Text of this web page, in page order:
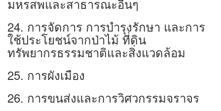
มหรสพและสาธารณะอื่นๆ
24. การจัดการ การบำรุงรักษา และการ
ใช้ประโยชน์จากป่าไม้ ที่ดิน
ทรัพยากรธรรมชาติและสิ่งแวดล้อม
25. การผังเมือง
26. การขนส่งและการวิศวกรรมจราจร